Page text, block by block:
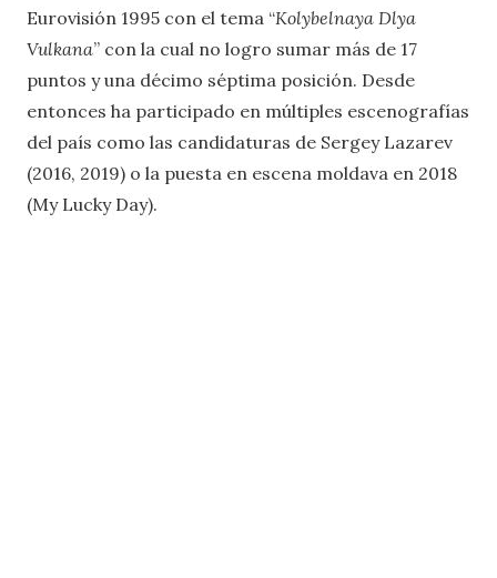
Eurovisión 1995 con el tema “Kolybelnaya Dlya
Vulkana” con la cual no logro sumar más de 17
puntos y una décimo séptima posición. Desde
entonces ha participado en múltiples escenografías
del país como las candidaturas de Sergey Lazarev
(2016, 2019) o la puesta en escena moldava en 2018
(My Lucky Day).